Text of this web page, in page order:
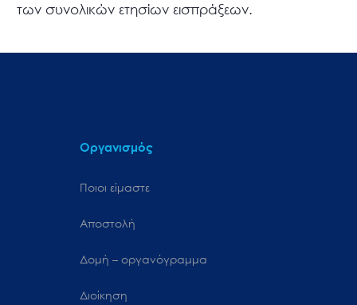
των συνολικών ετησίων εισπράξεων.
Οργανισμός
Ποιοι είμαστε
Αποστολή
Δομή – οργανόγραμμα
Διοίκηση